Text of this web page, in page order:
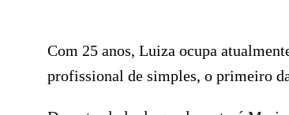
Com 25 anos, Luiza ocupa
profissional de simples, o primeiro